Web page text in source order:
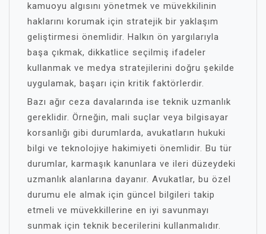
kamuoyu algısını yönetmek ve müvekkilinin
haklarını korumak için stratejik bir yaklaşım
geliştirmesi önemlidir. Halkın ön yargılarıyla
başa çıkmak, dikkatlice seçilmiş ifadeler
kullanmak ve medya stratejilerini doğru şekilde
uygulamak, başarı için kritik faktörlerdir.
Bazı ağır ceza davalarında ise teknik uzmanlık
gereklidir. Örneğin, mali suçlar veya bilgisayar
korsanlığı gibi durumlarda, avukatların hukuki
bilgi ve teknolojiye hakimiyeti önemlidir. Bu tür
durumlar, karmaşık kanunlara ve ileri düzeydeki
uzmanlık alanlarına dayanır. Avukatlar, bu özel
durumu ele almak için güncel bilgileri takip
etmeli ve müvekkillerine en iyi savunmayı
sunmak için teknik becerilerini kullanmalıdır.